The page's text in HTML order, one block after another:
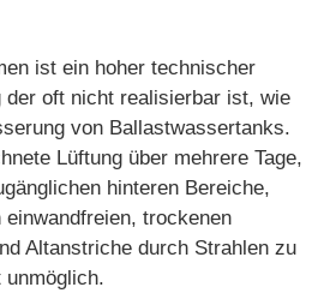
ist ein hoher technischer
der oft nicht realisierbar ist, wie
von Ballastwassertanks.
Lüftung über mehrere Tage,
hinteren Bereiche,
trockenen
Altanstriche durch Strahlen zu